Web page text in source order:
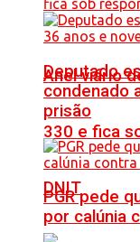
Anel viário
330 e fica
DNIT
Deputado
condenado
prisão
PGR pede
por calúnia